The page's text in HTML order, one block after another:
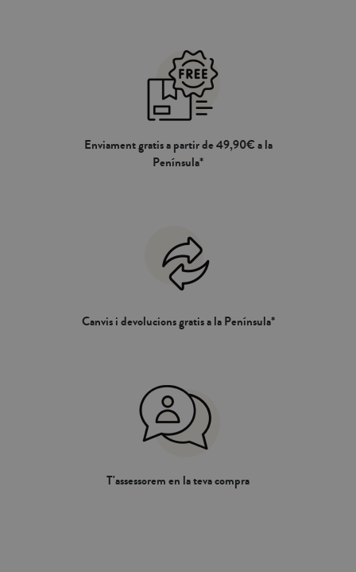
Enviament gratis a partir de 49,90€ a la
Península*
Canvis i devolucions gratis a la Península*
T'assessorem en la teva compra